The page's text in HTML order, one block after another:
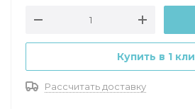
Купить в 1
Рассчитать доставку